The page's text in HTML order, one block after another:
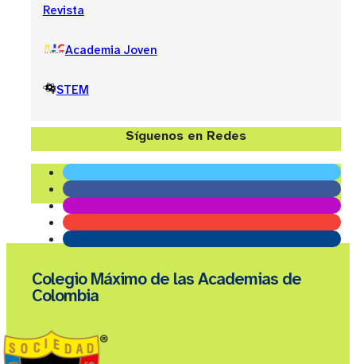
Revista
Academia Joven
STEM
Síguenos en Redes
Colegio Máximo de las Academias de
Colombia